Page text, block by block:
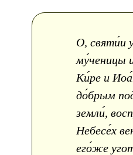
О, святи́и
му́ченицы
Ки́ре и
до́брым
земли́,
Небесе́х
его́же